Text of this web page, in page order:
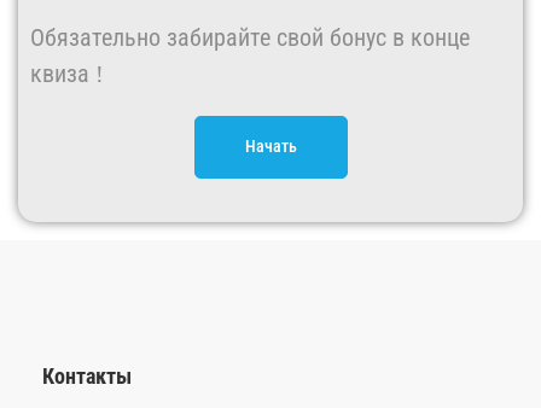
Обязательно забирайте свой бонус в конце
квиза !
Начать
Контакты